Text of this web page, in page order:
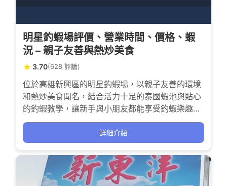
明星釣蝦場評價、營業時間、價格、蝦
況 – 親子友善與熱炒美食
★ 3.70(628 評論)
位於高雄新興區的明星釣蝦場，以親子友善的環境
和熱炒美食聞名，結合活力十足的泰國蝦池與貼心
的釣蝦教學，讓新手與小朋友都能享受釣蝦樂趣。
雖然戶外環境需備防蚊措施，但熱情的釣友與老闆
的溫暖氛圍，讓每一次垂釣都充滿成就感與歡笑。
詳細介紹